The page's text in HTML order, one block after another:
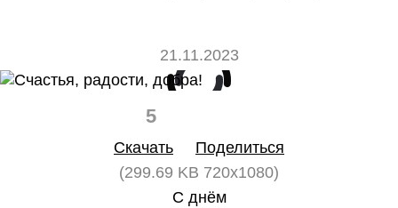
21.11.2023
5
Скачать
Поделиться
(299.69 KB 720x1080)
С днём